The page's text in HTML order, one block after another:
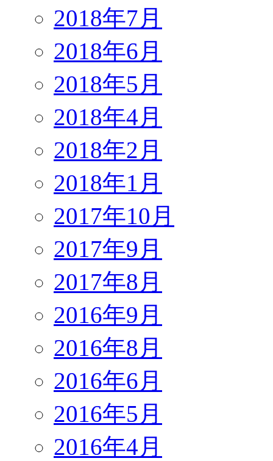
2018年7月
2018年6月
2018年5月
2018年4月
2018年2月
2018年1月
2017年10月
2017年9月
2017年8月
2016年9月
2016年8月
2016年6月
2016年5月
2016年4月